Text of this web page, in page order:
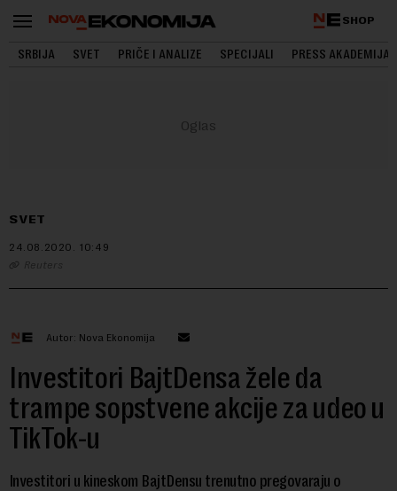
SHOP
SRBIJA SVET PRIČE I ANALIZE SPECIJALI PRESS AKADEMIJA
SVET
24.08.2020. 10:49
Reuters
Autor: Nova Ekonomija
Investitori BajtDensa žele da
trampe sopstvene akcije za udeo u
TikTok-u
Investitori u kineskom BajtDensu trenutno pregovaraju o